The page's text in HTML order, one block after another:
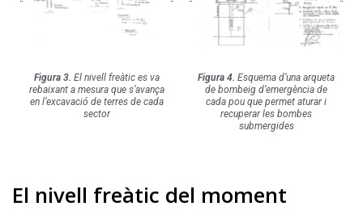
Figura 3. El nivell freàtic es va
rebaixant a mesura que s’avança
en l’excavació de terres de cada
sector
Figura 4. Esquema d’una arqueta
de bombeig d’emergència de
cada pou que permet aturar i
recuperar les bombes
submergides
El nivell freàtic del moment